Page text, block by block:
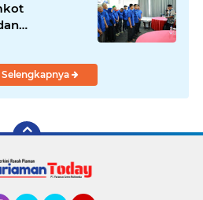
Selengkapnya